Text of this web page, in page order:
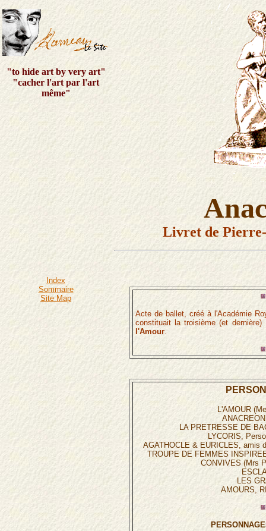
Livret de
"to hide art by very art"
"cacher l'art par l'art
même"
Index
Sommaire
Site Map
Acte de ballet, créé à l'Académie
constituait la troisième (et
l'Amour.
L'AMOUR
LA PRETRESSE DE
LYCORIS,
AGATHOCLE & EURICLES, amis
TROUPE DE FEMMES
CONVIVES (Mrs
LES
AMOURS,